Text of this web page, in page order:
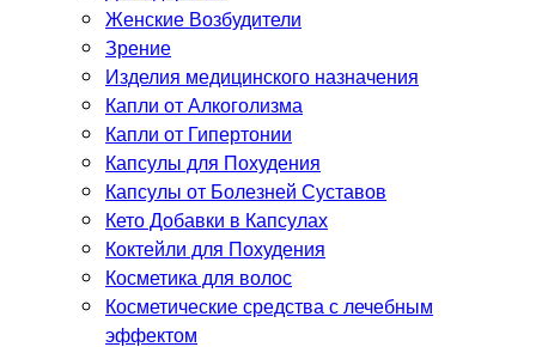
Женские Возбудители
Зрение
Изделия медицинского назначения
Капли от Алкоголизма
Капли от Гипертонии
Капсулы для Похудения
Капсулы от Болезней Суставов
Кето Добавки в Капсулах
Коктейли для Похудения
Косметика для волос
Косметические средства с лечебным
эффектом